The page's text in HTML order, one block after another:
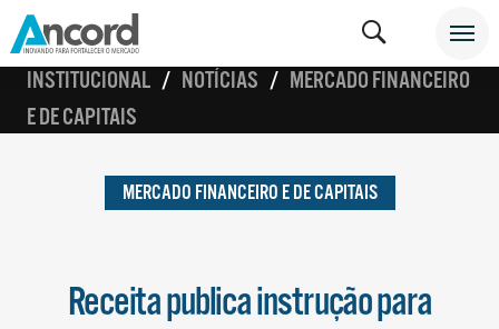
INSTITUCIONAL NOTÍCIAS
MERCADO FINANCEIRO
E DE CAPITAIS
MERCADO FINANCEIRO E DE CAPITAIS
Receita publica instrução para